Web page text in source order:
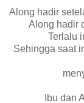
Along hadir
Along hadir
Terlalu
Sehingga saat
Ibu dan